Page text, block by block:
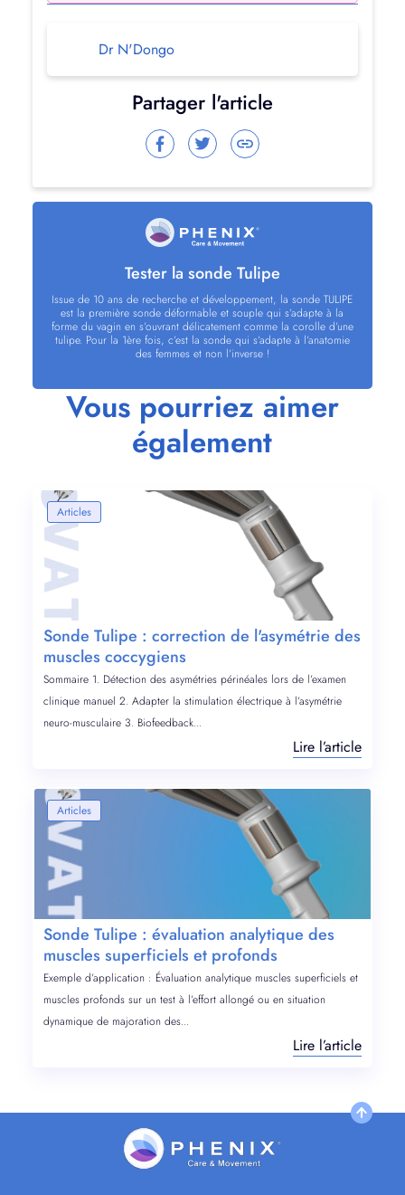
Dr N'Dongo
Partager l'article
Tester la sonde Tulipe
Issue de 10 ans de recherche et développement, la sonde TULIPE
est la première sonde déformable et souple qui s’adapte à la
forme du vagin en s’ouvrant délicatement comme la corolle d’une
tulipe. Pour la 1ère fois, c’est la sonde qui s’adapte à l’anatomie
des femmes et non l’inverse !
Vous pourriez aimer
également
Articles
Sonde Tulipe : correction de l'asymétrie des
muscles coccygiens
Sommaire 1. Détection des asymétries périnéales lors de l’examen
clinique manuel 2. Adapter la stimulation électrique à l’asymétrie
neuro-musculaire 3. Biofeedback...
Lire l’article
Articles
Sonde Tulipe : évaluation analytique des
muscles superficiels et profonds
Exemple d’application : Évaluation analytique muscles superficiels et
muscles profonds sur un test à l’effort allongé ou en situation
dynamique de majoration des...
Lire l’article